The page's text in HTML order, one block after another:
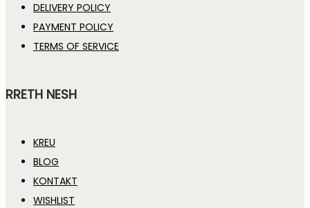
DELIVERY POLICY
PAYMENT POLICY
TERMS OF SERVICE
RRETH NESH
KREU
BLOG
KONTAKT
WISHLIST